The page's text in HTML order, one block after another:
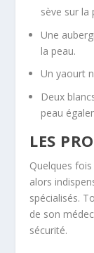
sève sur la
Une
la peau.
Un yaourt
Deux
peau
LES
Quelques
alors
spécialisés.
de son
sécurité.